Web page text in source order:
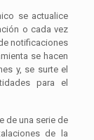
se actualice
o cada vez
notificaciones
se hacen
y, se surte el
para el
de una serie de
de la